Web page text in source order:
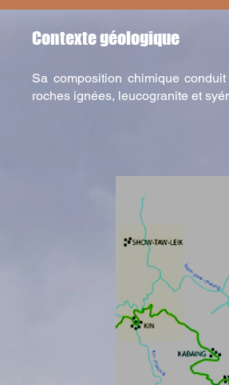
Contexte géologique
Sa composition chimique
roches ignées, leucogranite et